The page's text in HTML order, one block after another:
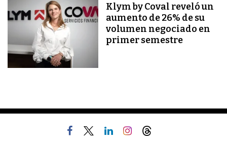
Klym by Coval reveló un
aumento de 26% de su
volumen negociado en
primer semestre